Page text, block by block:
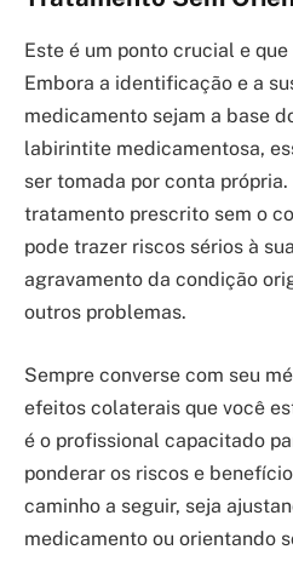
Este é um ponto crucial e
Embora a identificação e a
medicamento sejam a base
labirintite medicamentosa,
ser tomada por conta
tratamento prescrito sem o
pode trazer riscos sérios à
agravamento da condição
outros problemas.
Sempre converse com seu
efeitos colaterais que você
é o profissional capacitado
ponderar os riscos e
caminho a seguir, seja
medicamento ou orientando